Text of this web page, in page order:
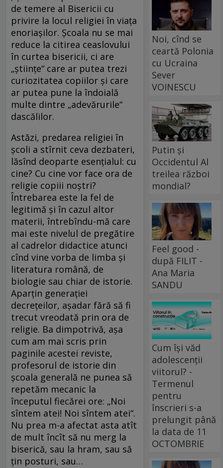
de temere al Bisericii cu
privire la locul religiei în viaţa
enoriaşilor. Şcoala nu se mai
reduce la citirea ceaslovului
în curtea bisericii, ci are
„ştiinţe“ care ar putea trezi
curiozitatea copiilor şi care
ar putea pune la îndoială
multe dintre „adevărurile“
dascălilor.
Astăzi, predarea religiei în
şcoli a stîrnit ceva dezbateri,
lăsînd deoparte esenţialul: cu
cine? Cu cine vor face ora de
religie copiii noştri?
Întrebarea este la fel de
legitimă şi în cazul altor
materii, întrebîndu-mă care
mai este nivelul de pregătire
al cadrelor didactice atunci
cînd vine vorba de limba şi
literatura română, de
biologie sau chiar de istorie.
Aparţin generaţiei
decreţeilor, aşadar fără să fi
trecut vreodată prin ora de
religie. Ba dimpotrivă, aşa
cum am mai scris prin
paginile acestei reviste,
profesorul de istorie din
şcoala generală ne punea să
repetăm mecanic la
începutul fiecărei ore: „Noi
sîntem atei! Noi sîntem atei“.
Nu prea m-a afectat asta atît
de mult încît să nu merg la
biserică, sau la hram, sau să
ţin posturi, sau…
Noi, cînd se
ceartă Polonia
cu Ucraina
Sever
VOINESCU
Putin și
Occidentul Al
treilea război
mondial?
Feel good -
după FILIT -
Ana Maria
SANDU
Cum își văd
adolescenții
viitorul? -
Termenul
pentru
înscrieri s-a
prelungit până
la data de 11
OCTOMBRIE